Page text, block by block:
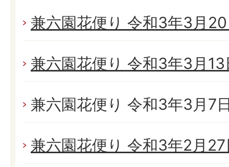
兼六園花便り 令和3年3月
兼六園花便り 令和3年3月
兼六園花便り 令和3年3月7
兼六園花便り 令和3年2月